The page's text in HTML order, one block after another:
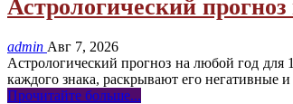
Астрологический
admin Авг 7, 2026
Астрологический прогноз на любой год для
каждого знака, раскрывают его негативные
Прочитайте больше...